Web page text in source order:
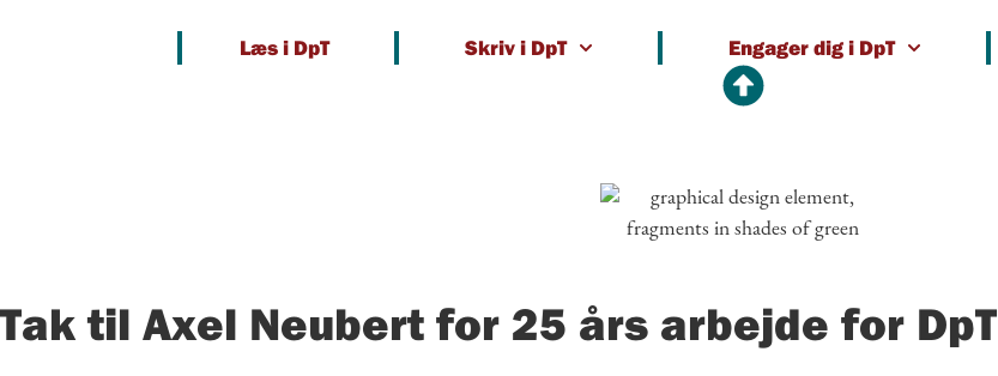
Læs i DpT Skriv i DpT Engager dig i DpT
Tak til Axel Neubert for 25 års arbejde for DpT